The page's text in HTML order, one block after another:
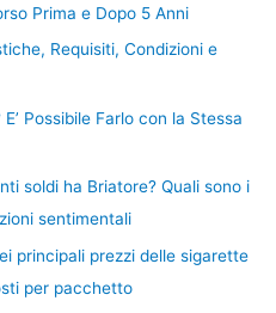
Prima e Dopo 5 Anni
Requisiti, Condizioni e
Possibile Farlo con la Stessa
soldi ha Briatore? Quali sono i
sentimentali
principali prezzi delle sigarette
per pacchetto